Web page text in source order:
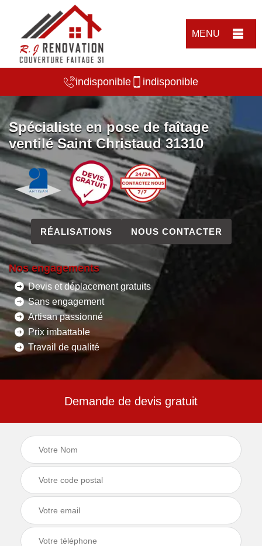
MENU
indisponible indisponible
Spécialiste en pose de faîtage
ventilé Saint Christaud 31310
RÉALISATIONS NOUS CONTACTER
Nos engagements
Devis et déplacement gratuits
Sans engagement
Artisan passionné
Prix imbattable
Travail de qualité
Demande de devis gratuit